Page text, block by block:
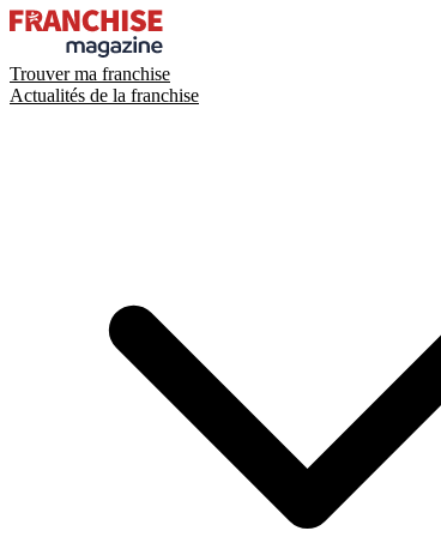
Trouver ma franchise
Actualités de la franchise